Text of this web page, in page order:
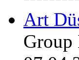
Art